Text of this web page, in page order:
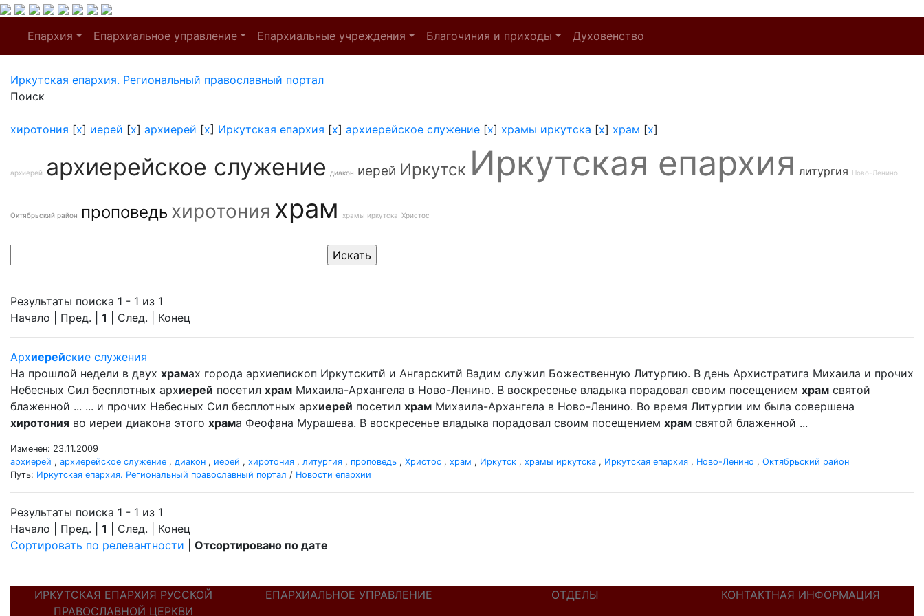
Епархия Епархиальное управление Епархиальные учреждения Благочиния и приходы Духовенство
Иркутская епархия. Региональный православный портал
Поиск
хиротония [x] иерей [x] архиерей [x] Иркутская епархия [x] архиерейское служение [x] храмы иркутска [x] храм [x]
архиерей архиерейское служение диакон иерей Иркутск Иркутская епархия литургия Ново-Ленино
Октябрьский район проповедь хиротония храм храмы иркутска Христос
Результаты поиска 1 - 1 из 1
Начало | Пред. | 1 | След. | Конец
Архиерейские служения
На прошлой недели в двух храмах города архиепископ Иркутскитй и Ангарскитй Вадим служил Божественную Литургию. В день Архистратига Михаила и прочих
Небесных Сил бесплотных архиерей посетил храм Михаила-Архангела в Ново-Ленино. В воскресенье владыка порадовал своим посещением храм святой
блаженной ... ... и прочих Небесных Сил бесплотных архиерей посетил храм Михаила-Архангела в Ново-Ленино. Во время Литургии им была совершена
хиротония во иереи диакона этого храма Феофана Мурашева. В воскресенье владыка порадовал своим посещением храм святой блаженной ...
Изменен: 23.11.2009
архиерей , архиерейское служение , диакон , иерей , хиротония , литургия , проповедь , Христос , храм , Иркутск , храмы иркутска , Иркутская епархия , Ново-Ленино , Октябрьский район
Путь: Иркутская епархия. Региональный православный портал / Новости епархии
Результаты поиска 1 - 1 из 1
Начало | Пред. | 1 | След. | Конец
Сортировать по релевантности
Отсортировано по дате
ИРКУТСКАЯ ЕПАРХИЯ РУССКОЙ
ПРАВОСЛАВНОЙ ЦЕРКВИ
ЕПАРХИАЛЬНОЕ УПРАВЛЕНИЕ ОТДЕЛЫ КОНТАКТНАЯ ИНФОРМАЦИЯ